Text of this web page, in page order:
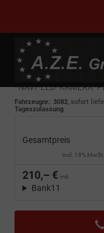
Hyundai i20
Fahrzeugnr.: 3082, sofort
Tageszulassung
Gesamtpreis
incl. 19%
210,– € mtl.
Bank11